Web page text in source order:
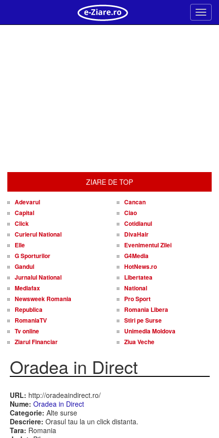
Meniu
ZIARE DE TOP
Adevarul
Cancan
Capital
Ciao
Click
Cotidianul
Curierul National
DivaHair
Elle
Evenimentul Zilei
G Sporturilor
G4Media
Gandul
HotNews.ro
Jurnalul National
Libertatea
Mediafax
National
Newsweek Romania
Pro Sport
Republica
Romania Libera
RomaniaTV
Stiri pe Surse
Tv online
Unimedia Moldova
Ziarul Financiar
Ziua Veche
Oradea in Direct
URL: http://oradeaindirect.ro/
Nume: Oradea in Direct
Categorie: Alte surse
Descriere: Orasul tau la un click distanta.
Tara: Romania